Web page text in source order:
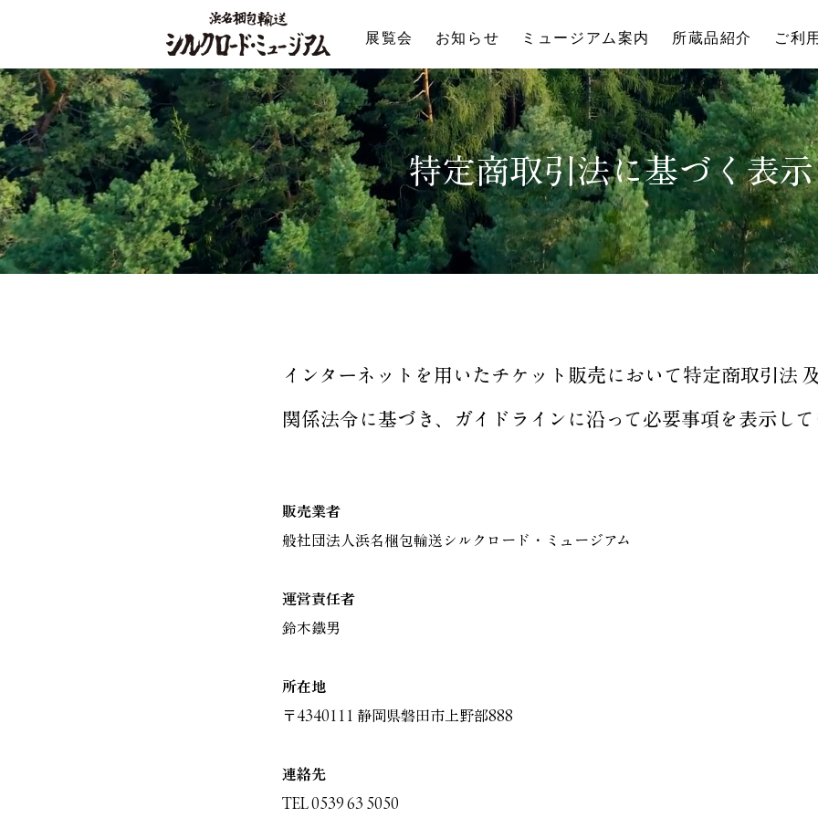
展覧会 お知らせ ミュージアム案内 所蔵品紹介 ご利
特定商取引法に基づく表示
インターネットを用いた チケット販売において特定商取引法
関係法令に基づき、ガイドラインに沿って必要事項を表示して
販売業者
般社団法人浜名梱包輸送シルクロード・ミュージアム
運営責任者
鈴木鐵男
所在地
〒4340111 静岡県磐田市上野部888
連絡先
TEL 0539 63 5050